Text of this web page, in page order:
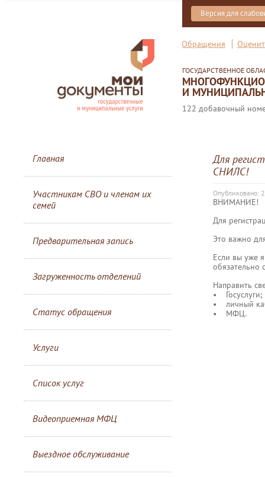
Версия для
Обращения
ГОСУДАРСТВЕННОЕ
И
122 добавочный
Главная
Участникам СВО и членам их
семей
Предварительная запись
Загруженность отделений
Статус обращения
Услуги
Список услуг
Видеоприемная МФЦ
Выездное обслуживание
Для
СНИЛС!
Опубликовано:
ВНИМАНИЕ!
Для
Это важно
Если вы уже
обязательно
Направить
• Госуслуги;
• личный
• МФЦ.